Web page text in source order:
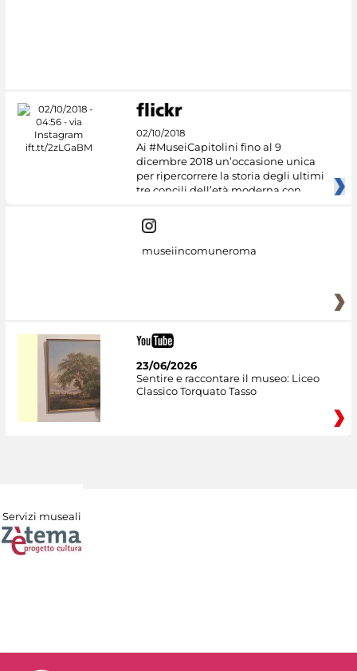
02/10/2018
Ai #MuseiCapitolini fino al 9
dicembre 2018 un’occasione unica
per ripercorrere la storia degli ultimi
tre concili dell’età moderna con
museiincomuneroma
23/06/2026
Sentire e raccontare il museo: Liceo
Classico Torquato Tasso
Servizi museali